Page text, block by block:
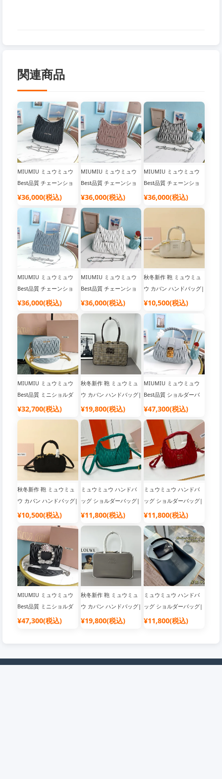
関連商品
MIUMIU ミュウミュウ
Best品質 チェーンショ
ルダーバッグ |人気 ブラ
¥36,000(税込)
MIUMIU ミュウミュウ
Best品質 チェーンショ
ルダーバッグ |バッグブ
¥36,000(税込)
MIUMIU ミュウミュウ
Best品質 チェーンショ
ルダーバッグ |韓国流行
¥36,000(税込)
MIUMIU ミュウミュウ
Best品質 チェーンショ
ルダーバッグ |人気 ブラ
¥36,000(税込)
MIUMIU ミュウミュウ
Best品質 チェーンショ
ルダーバッグ |韓国流行
¥36,000(税込)
秋冬新作 鞄 ミュウミュ
ウ カバン ハンドバッグ|
人気 ブランド バッグ
¥10,500(税込)
MIUMIU ミュウミュウ
Best品質 ミニショルダ
ーバッグ|韓国流行り ブ
¥32,700(税込)
秋冬新作 鞄 ミュウミュ
ウ カバン ハンドバッグ|
韓国流行り ブランドバ
¥19,800(税込)
MIUMIU ミュウミュウ
Best品質 ショルダーバ
ッグ|スーパーコピー 優
¥47,300(税込)
秋冬新作 鞄 ミュウミュ
ウ カバン ハンドバッグ|
バッグブランド レディ
¥10,500(税込)
ミュウミュウ ハンドバ
ッグ ショルダーバッグ|
バッグブランド レディ
¥11,800(税込)
ミュウミュウ ハンドバ
ッグ ショルダーバッグ|
人気 ブランド バッグ
¥11,800(税込)
MIUMIU ミュウミュウ
Best品質 ミニショルダ
ーバッグ|韓国流行り ブ
¥47,300(税込)
秋冬新作 鞄 ミュウミュ
ウ カバン ハンドバッグ|
人気 ブランド バッグ
¥19,800(税込)
ミュウミュウ ハンドバ
ッグ ショルダーバッグ|
人気 ブランド バッグ
¥11,800(税込)